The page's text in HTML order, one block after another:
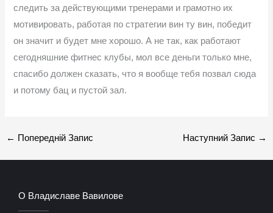
следить за действующими тренерами и грамотно их
мотивировать, работая по стратегии вин ту вин, победит
он значит и будет мне хорошо. А не так, как работают
сегодняшние фитнес клубы, мол все деньги только мне,
спасибо должен сказать, что я вообще тебя позвал сюда
и потому бац и пустой зал.
← Попередній Запис Наступний Запис →
О Владиславе Вавилове